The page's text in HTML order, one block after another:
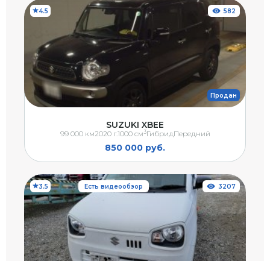
4.5
Продан
582
SUZUKI XBEE
850 000 руб.
99 000 км2020 г.1000 см3ГибридПередний
3.5 Есть видеообзор 3207